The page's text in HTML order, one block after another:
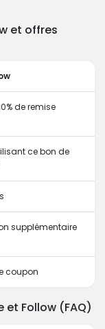
et offres
de remise
ce bon de
supplémentaire
coupon
et Follow (FAQ)